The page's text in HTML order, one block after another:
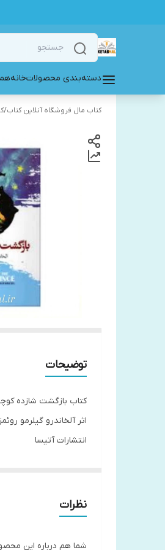
دسته‌بندی محصولاتخانه
کتاب مال فروشگاه آنلاین کتاب/
توضیحات
کتاب بازگشت شازده
اثر آلخاندرو گیلرمو روئمز
انتشارات آتیسا
قطع رقعی
نظرات
شما هم درباره این